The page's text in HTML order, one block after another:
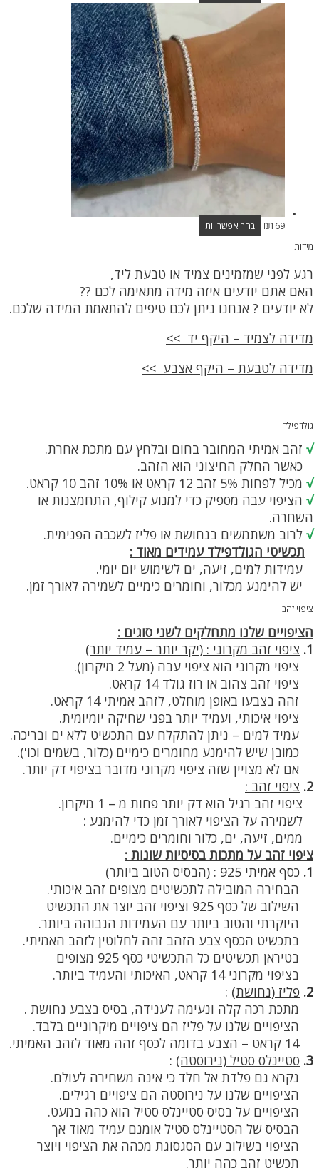
סוגים.
ניתן
לבחור
את
האפשרויות
בעמוד
המוצר
₪169 בחר אפשרויות
זה
סוגים.
ניתן
לבחור
את
בעמוד
המוצר
מידות
רגע לפני שמזמינים צמיד או טבעת ליד,
האם אתם יודעים איזה מידה מתאימה לכם ??
לא יודעים ? אנחנו ניתן לכם טיפים להתאמת המידה שלכם.
מדידה לצמיד – היקף יד >>
מדידה לטבעת – היקף אצבע >>
גולדפילד
√ זהב אמיתי המחובר בחום ובלחץ עם מתכת אחרת.
כאשר החלק החיצוני הוא הזהב.
√ מכיל לפחות 5% זהב 12 קראט או 10% זהב 10 קראט.
√ הציפוי עבה מספיק כדי למנוע קילוף, התחמצנות או
השחרה.
√ לרוב משתמשים בנחושת או פליז לשכבה הפנימית.
תכשיטי הגולדפילד עמידים מאוד :
עמידות למים, זיעה, ים לשימוש יום יומי.
יש להימנע מכלור, וחומרים כימיים לשמירה לאורך זמן.
ציפוי זהב
הציפויים שלנו מתחלקים לשני סוגים :
1. ציפוי זהב מקרוני : (יקר יותר – עמיד יותר)
ציפוי מקרוני הוא ציפוי עבה (מעל 2 מיקרון).
ציפוי זהב צהוב או רוז גולד 14 קראט.
זהה בצבעו באופן מוחלט, לזהב אמיתי 14 קראט.
ציפוי איכותי, ועמיד יותר בפני שחיקה יומיומית.
עמיד למים – ניתן להתקלח עם התכשיט ללא ים ובריכה.
כמובן שיש להימנע מחומרים כימיים (כלור, בשמים וכו').
אם לא מצויין שזה ציפוי מקרוני מדובר בציפוי דק יותר.
2. ציפוי זהב :
ציפוי זהב רגיל הוא דק יותר פחות מ – 1 מיקרון.
לשמירה על הציפוי לאורך זמן כדי להימנע :
ממים, זיעה, ים, כלור וחומרים כימיים.
ציפוי זהב על מתכות בסיסיות שונות :
1. כסף אמיתי 925 : (הבסיס הטוב ביותר)
הבחירה המובילה לתכשיטים מצופים זהב איכותי.
השילוב של כסף 925 וציפוי זהב יוצר את התכשיט
היוקרתי והטוב ביותר עם העמידות הגבוהה ביותר.
בתכשיט הכסף צבע הזהב זהה לחלוטין לזהב האמיתי.
בטיראן תכשיטים כל התכשיטי כסף 925 מצופים
בציפוי מקרוני 14 קראט, האיכותי והעמיד ביותר.
2. פליז (נחושת) :
מתכת רכה קלה ונעימה לענידה, בסיס בצבע נחושת .
הציפויים שלנו על פליז הם ציפויים מיקרוניים בלבד.
14 קראט – הצבע בדומה לכסף זהה מאוד לזהב האמיתי.
3. סטיינלס סטיל (נירוסטה) :
נקרא גם פלדת אל חלד כי אינה משחירה לעולם.
הציפויים שלנו על נירוסטה הם ציפויים רגילים.
הציפויים על בסיס סטיינלס סטיל הוא כהה במעט.
הבסיס של הסטיינלס סטיל אומנם עמיד מאוד אך
הציפוי בשילוב עם הסגסוגת מכהה את הציפוי ויוצר
תכשיט זהב כהה יותר.